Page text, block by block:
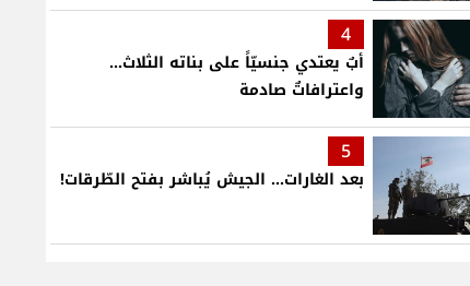
4
أبٌ يعتدي جنسيّاً على بناته الثلاث…
واعترافاتٌ صادمة
5
بعد الغارات... الجيش يُباشر بفتح الطّرقات!